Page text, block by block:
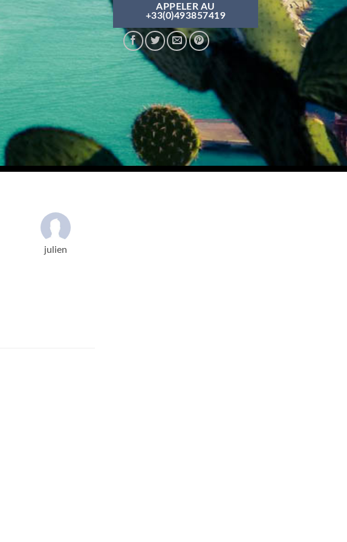
julien
APPELER AU
+33(0)493857419